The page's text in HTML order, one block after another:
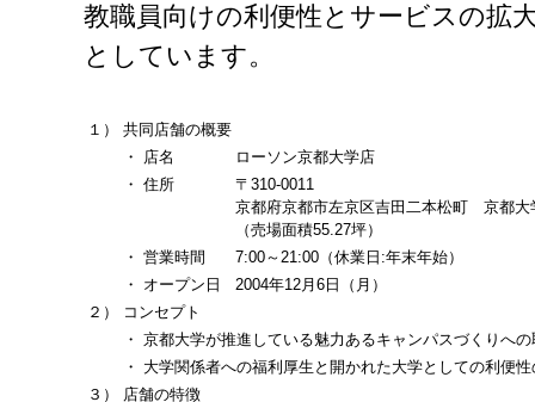
教職員向けの利便性とサービスの拡
としています。
１）
共同店舗の概要
・
店名
ローソン京都大学店
・ 住所
〒310-0011
京都府京都市左京区吉田二本松町 京都
（売場面積55.27坪）
・ 営業時間
7:00～21:00（休業日:年末年始）
・
オープン日
2004年12月6日（月）
２）
コンセプト
・ 京都大学が推進している魅力あるキャンパスづくりへ
・
大学関係者への福利厚生と開かれた大学としての利便
３）
店舗の特徴